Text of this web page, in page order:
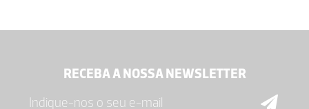
RECEBA A NOSSA NEWSLETTER